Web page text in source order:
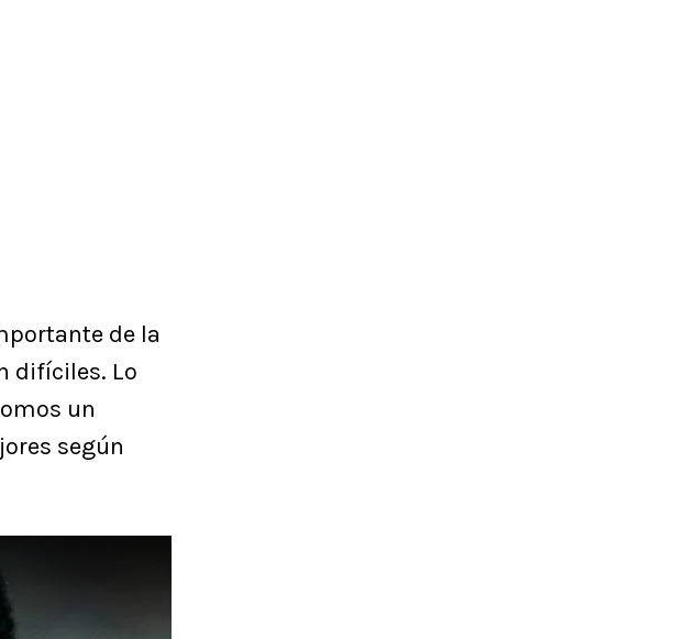
de la
difíciles. Lo
un
según